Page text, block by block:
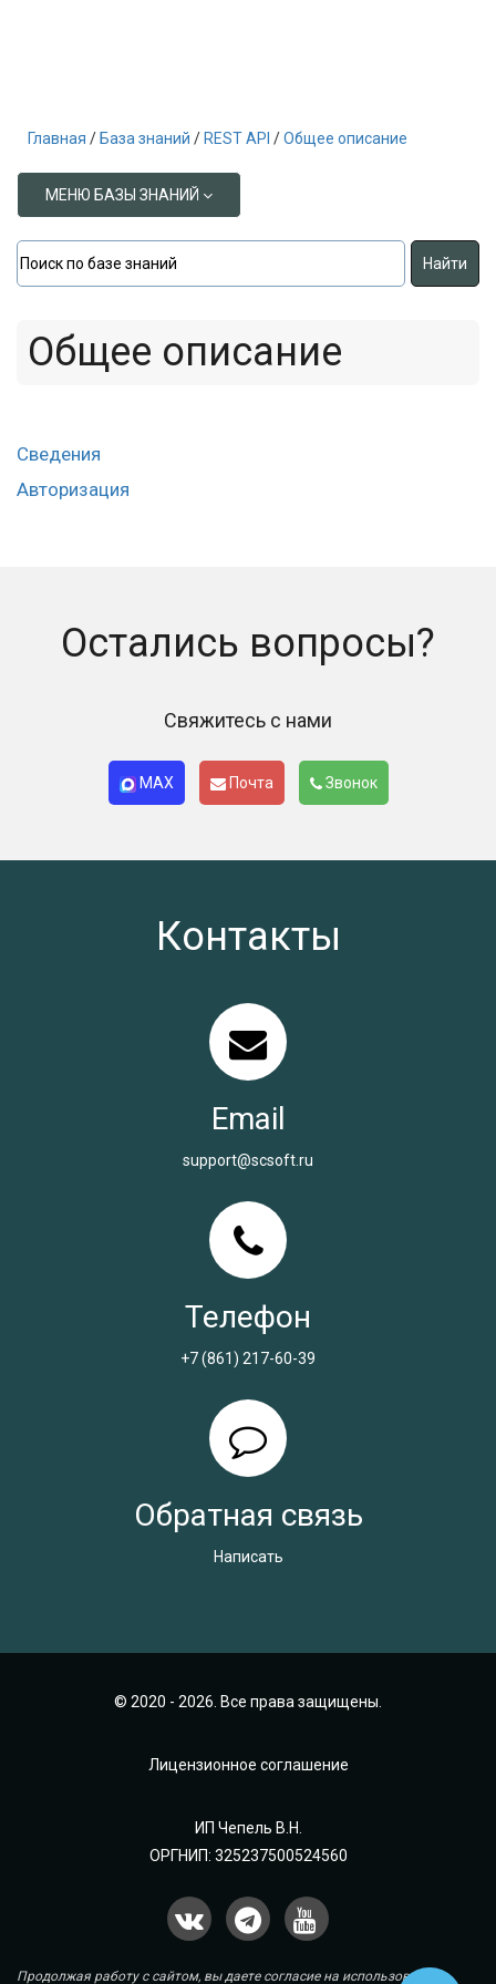
Главная База знаний REST API Общее описание
МЕНЮ БАЗЫ ЗНАНИЙ
Общее описание
Сведения
Авторизация
Остались вопросы?
Свяжитесь с нами
MAX Почта Звонок
Контакты
Email
support@scsoft.ru
Телефон
+7 (861) 217-60-39
Обратная связь
Написать
© 2020 - 2026. Все права защищены.
Лицензионное соглашение
ИП Чепель В.Н.
ОРГНИП: 325237500524560
Продолжая работу с сайтом, вы даете согласие на использование